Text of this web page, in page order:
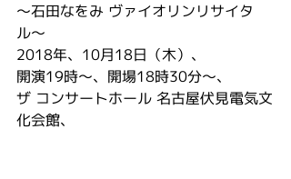
〜石田なをみ ヴァイオリンリサイタ
ル〜
2018年、10月18日（木）、
開演19時〜、開場18時30分〜、
ザ コンサートホール 名古屋伏見電気文
化会館、